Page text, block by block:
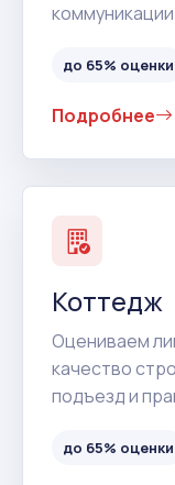
до 65% оценки
Подробнее
Коттедж
Оцениваем
качество
подъезд и
до 65% оценки